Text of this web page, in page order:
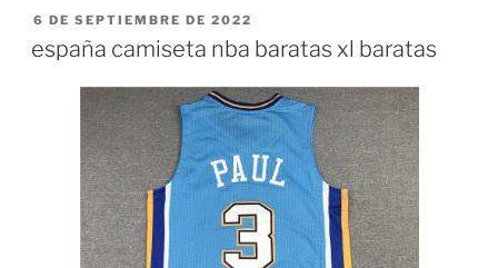
PUBLICADO
6 DE SEPTIEMBRE DE 2022
españa camiseta nba baratas xl baratas